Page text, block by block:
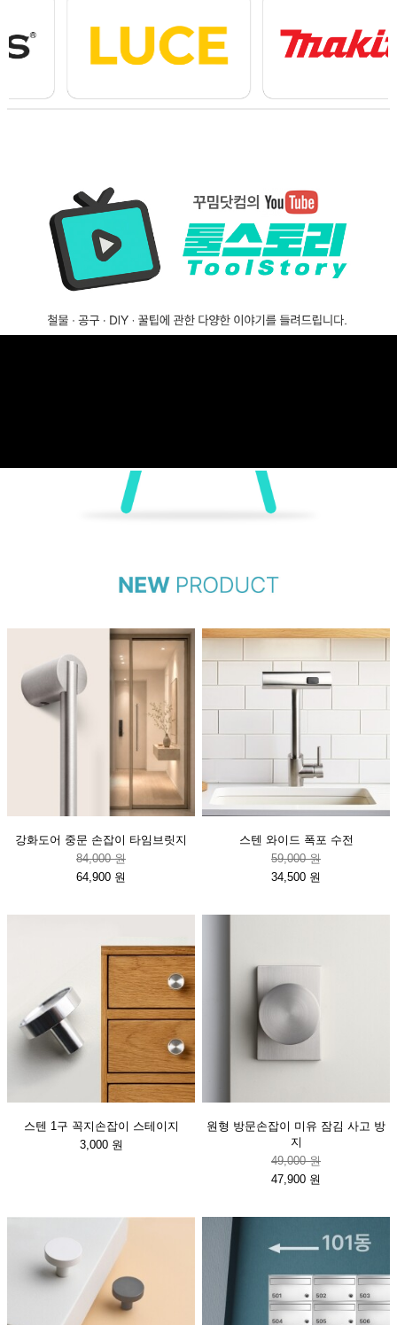
강화도어 중문 손잡이 타임브릿지
84,000 원
64,900 원
스텐 와이드 폭포 수전
59,000 원
34,500 원
스텐 1구 꼭지손잡이 스테이지
3,000 원
원형 방문손잡이 미유 잠김 사고 방
지
49,000 원
47,900 원